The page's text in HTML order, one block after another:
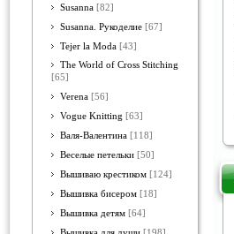
Susanna [82]
Susanna. Рукоделие [67]
Tejer la Moda [43]
The World of Cross Stitching
[65]
Verena [56]
Vogue Knitting [63]
Валя-Валентина [118]
Веселые петельки [50]
Вышиваю крестиком [124]
Вышивка бисером [18]
Вышивка детям [64]